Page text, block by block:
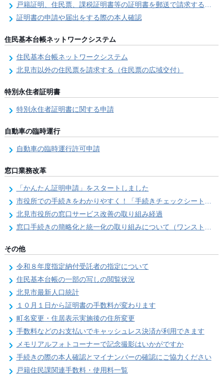
戸籍証明、住民票、課税証明書等の証明書を郵送で請求する際の本人確認
証明書の申請や届出をする際の本人確認
住民基本台帳ネットワークシステム
住民基本台帳ネットワークシステム
北見市以外の住民票を請求する（住民票の広域交付）
特別永住者証明書
特別永住者証明書に関する申請
自動車の臨時運行
自動車の臨時運行許可申請
窓口業務改革
「かんたん証明申請」をスタートしました
市役所での手続きをわかりやすく！「手続きチェックシート」を導入しました
北見市役所の窓口サービス改善の取り組み経過
窓口手続きの簡略化と統一化の取り組みについて（ワンストップサービス推進事業）
その他
令和８年度指定納付受託者の指定について
住民基本台帳の一部の写しの閲覧状況
北見市最新人口統計
１０月１日から証明書の手数料が変わります
町名変更・住居表示実施後の住所変更
手数料などのお支払いでキャッシュレス決済が利用できます
メモリアルフォトコーナーで記念撮影はいかがですか
手続きの際の本人確認とマイナンバーの確認にご協力ください
戸籍住民課関連手数料・使用料一覧